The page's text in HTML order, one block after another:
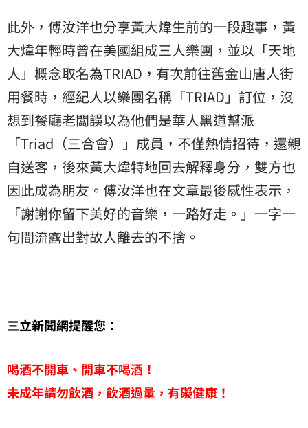
此外，傅汝洋也分享黃大煒生前的一段趣事，黃
大煒年輕時曾在美國組成三人樂團，並以「天地
人」概念取名為TRIAD，有次前往舊金山唐人街
用餐時，經紀人以樂團名稱「TRIAD」訂位，沒
想到餐廳老闆誤以為他們是華人黑道幫派
「Triad（三合會）」成員，不僅熱情招待，還親
自送客，後來黃大煒特地回去解釋身分，雙方也
因此成為朋友。傅汝洋也在文章最後感性表示，
「謝謝你留下美好的音樂，一路好走。」一字一
句間流露出對故人離去的不捨。
三立新聞網提醒您：
喝酒不開車、開車不喝酒！
未成年請勿飲酒，飲酒過量，有礙健康！